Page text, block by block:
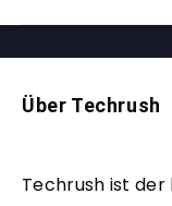
Über Techrush
Techrush ist